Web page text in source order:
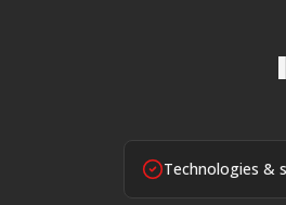
Technologies &